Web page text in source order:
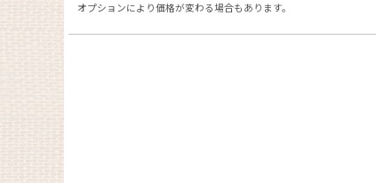
オプションにより価格が変わる場合もあります。